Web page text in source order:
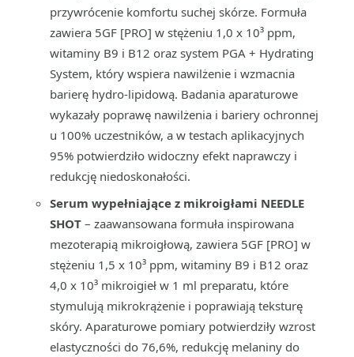
przywrócenie komfortu suchej skórze. Formuła
zawiera 5GF [PRO] w stężeniu 1,0 x 10³ ppm,
witaminy B9 i B12 oraz system PGA + Hydrating
System, który wspiera nawilżenie i wzmacnia
barierę hydro-lipidową. Badania aparaturowe
wykazały poprawę nawilżenia i bariery ochronnej
u 100% uczestników, a w testach aplikacyjnych
95% potwierdziło widoczny efekt naprawczy i
redukcję niedoskonałości.
Serum wypełniające z mikroigłami NEEDLE
SHOT – zaawansowana formuła inspirowana
mezoterapią mikroigłową, zawiera 5GF [PRO] w
stężeniu 1,5 x 10³ ppm, witaminy B9 i B12 oraz
4,0 x 10³ mikroigieł w 1 ml preparatu, które
stymulują mikrokrążenie i poprawiają teksturę
skóry. Aparaturowe pomiary potwierdziły wzrost
elastyczności do 76,6%, redukcję melaniny do